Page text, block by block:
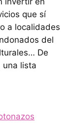
que sí
a localidades
del
De
una lista